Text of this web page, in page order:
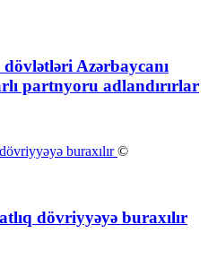
Azərbaycanı
partnyoru adlandırırlar
©
dövriyyəyə buraxılır